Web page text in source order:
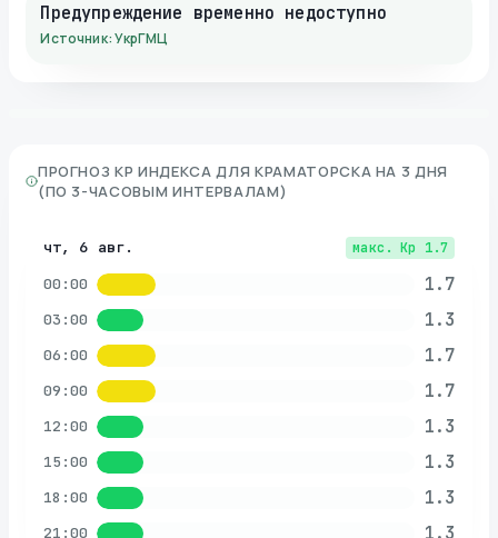
Предупреждение временно недоступно
Источник: УкрГМЦ
ПРОГНОЗ KP ИНДЕКСА ДЛЯ КРАМАТОРСКА НА 3 ДНЯ
(ПО 3-ЧАСОВЫМ ИНТЕРВАЛАМ)
чт, 6 авг. макс. Kp 1.7
00:00 1.7
03:00 1.3
06:00 1.7
09:00 1.7
12:00 1.3
15:00 1.3
18:00 1.3
21:00 1.3